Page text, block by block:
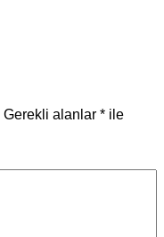
Gerekli alanlar * ile